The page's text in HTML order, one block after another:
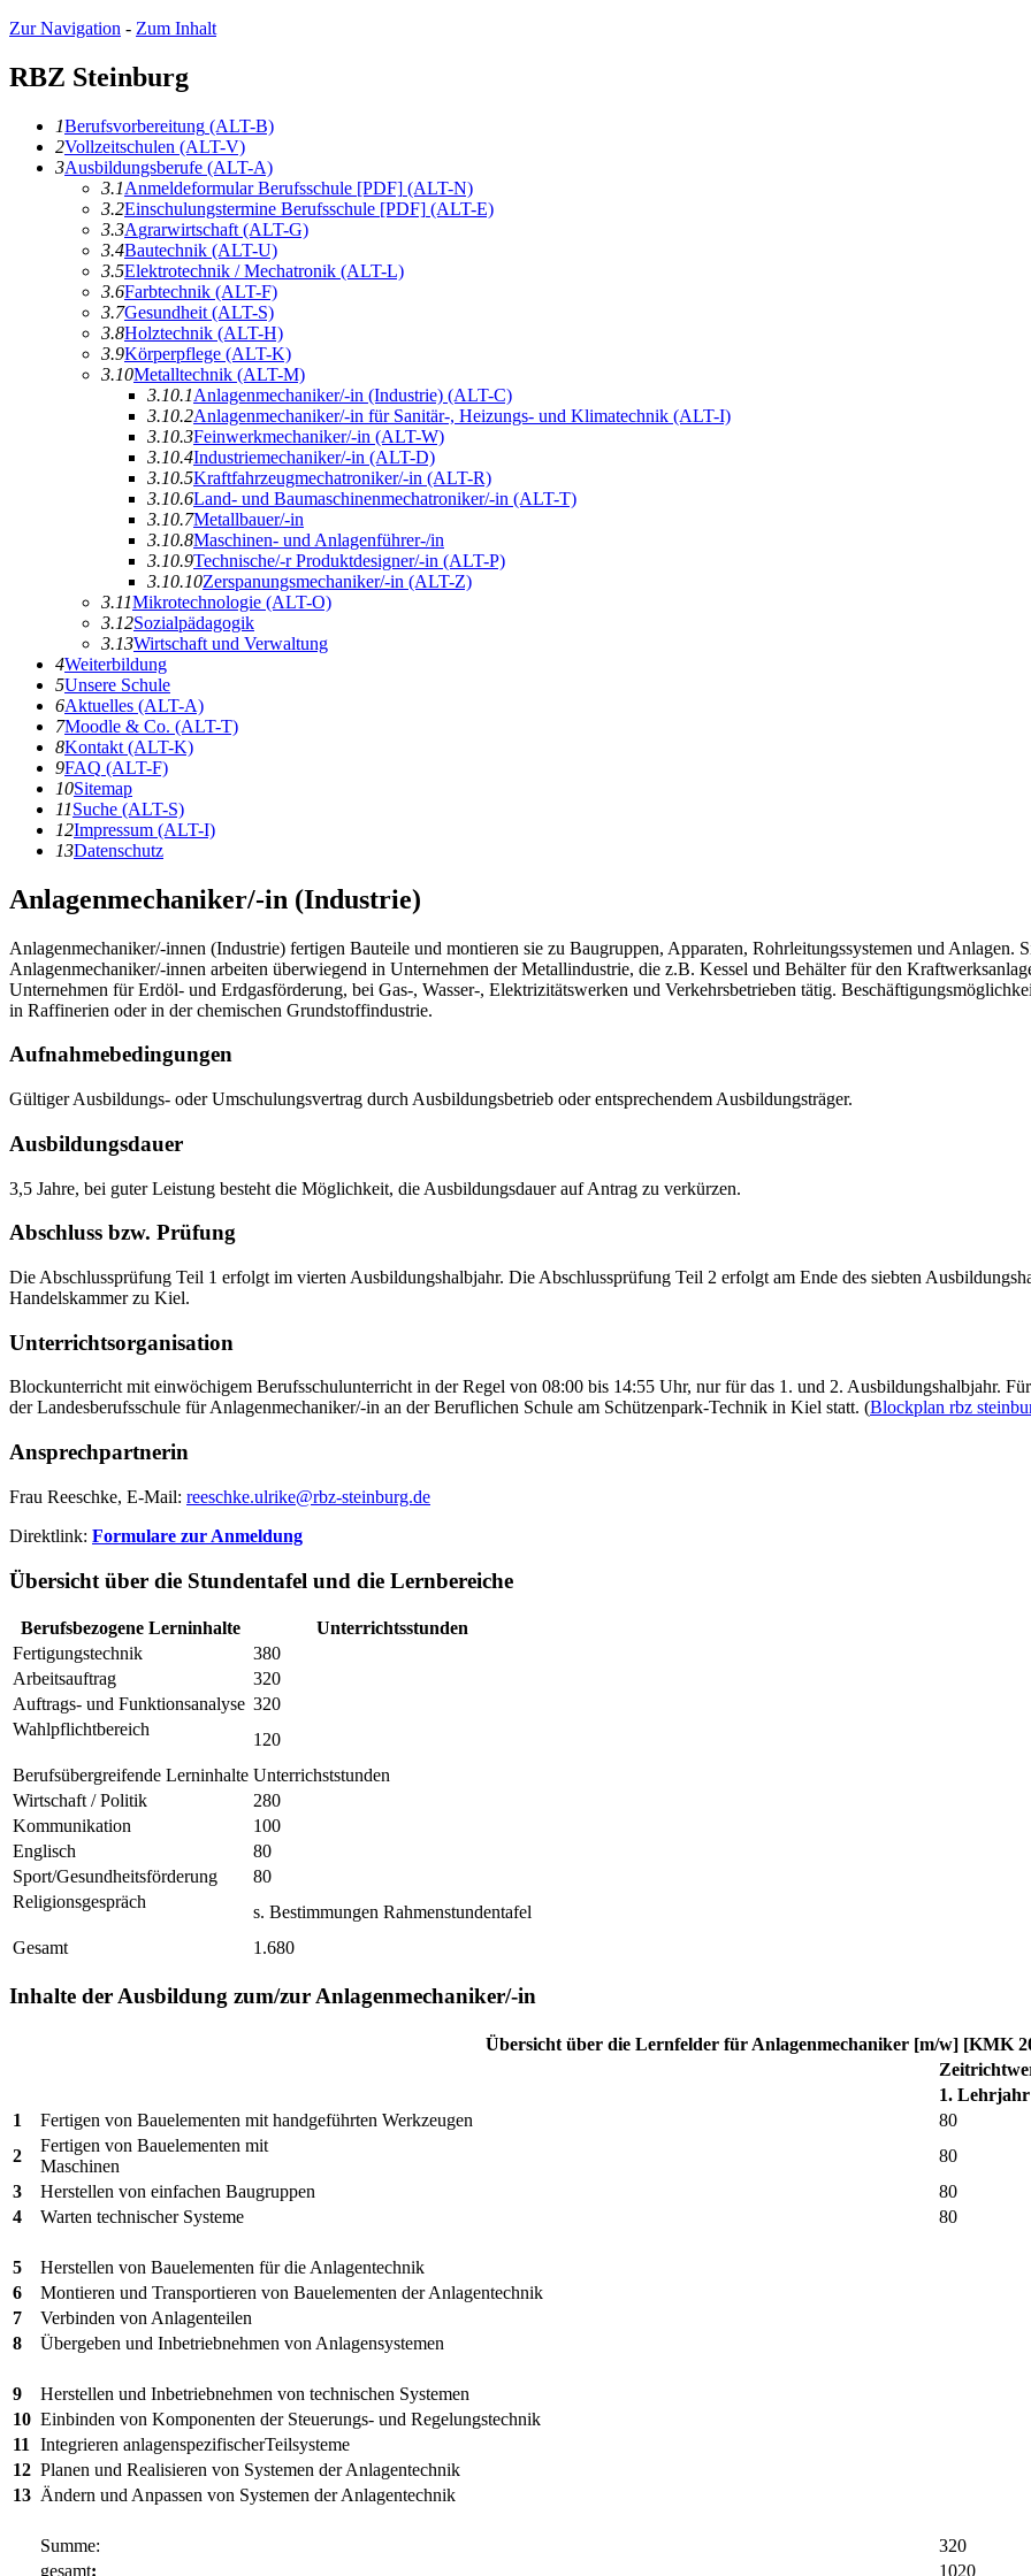
Zur Navigation - Zum Inhalt
RBZ Steinburg
1Berufsvorbereitung (ALT-B)
2Vollzeitschulen (ALT-V)
3Ausbildungsberufe (ALT-A)
3.1Anmeldeformular Berufsschule [PDF] (ALT-N)
3.2Einschulungstermine Berufsschule [PDF] (ALT-E)
3.3Agrarwirtschaft (ALT-G)
3.4Bautechnik (ALT-U)
3.5Elektrotechnik / Mechatronik (ALT-L)
3.6Farbtechnik (ALT-F)
3.7Gesundheit (ALT-S)
3.8Holztechnik (ALT-H)
3.9Körperpflege (ALT-K)
3.10Metalltechnik (ALT-M)
3.10.1Anlagenmechaniker/-in (Industrie) (ALT-C)
3.10.2Anlagenmechaniker/-in für Sanitär-, Heizungs- und Klimatechnik (ALT-I)
3.10.3Feinwerkmechaniker/-in (ALT-W)
3.10.4Industriemechaniker/-in (ALT-D)
3.10.5Kraftfahrzeugmechatroniker/-in (ALT-R)
3.10.6Land- und Baumaschinenmechatroniker/-in (ALT-T)
3.10.7Metallbauer/-in
3.10.8Maschinen- und Anlagenführer-/in
3.10.9Technische/-rProduktdesigner/-in (ALT-P)
3.10.10Zerspanungsmechaniker/-in (ALT-Z)
3.11Mikrotechnologie (ALT-O)
3.12Sozialpädagogik
3.13Wirtschaft und Verwaltung
4Weiterbildung
5Unsere Schule
6Aktuelles (ALT-A)
7Moodle & Co. (ALT-T)
8Kontakt (ALT-K)
9FAQ (ALT-F)
10Sitemap
11Suche (ALT-S)
12Impressum (ALT-I)
13Datenschutz
Anlagenmechaniker/-in (Industrie)
Anlagenmechaniker/-innen (Industrie) fertigen Bauteile und montieren sie zu Baugruppen, Apparaten, Rohrleitungssystemen und Anlagen.
Anlagenmechaniker/-innen arbeiten überwiegend in Unternehmen der Metallindustrie, die z.B. Kessel und Behälter für den
Unternehmen für Erdöl- und Erdgasförderung, bei Gas-, Wasser-, Elektrizitätswerken und Verkehrsbetrieben tätig.
in Raffinerien oder in der chemischen Grundstoffindustrie.
Aufnahmebedingungen
Gültiger Ausbildungs- oder Umschulungsvertrag durch Ausbildungsbetrieb oder entsprechendem Ausbildungsträger.
Ausbildungsdauer
3,5 Jahre, bei guter Leistung besteht die Möglichkeit, die Ausbildungsdauer auf Antrag zu verkürzen.
Abschluss bzw. Prüfung
Die Abschlussprüfung Teil 1 erfolgt im vierten Ausbildungshalbjahr. Die Abschlussprüfung Teil 2 erfolgt am Ende des siebten
Handelskammer zu Kiel.
Unterrichtsorganisation
Blockunterricht mit einwöchigem Berufsschulunterricht in der Regel von 08:00 bis 14:55 Uhr, nur für das 1. und 2. Ausbildungshalbjahr.
der Landesberufsschule für Anlagenmechaniker/-in an der Beruflichen Schule am Schützenpark-Technik in Kiel statt. (Blockplan rbz
Ansprechpartnerin
Frau Reeschke, E-Mail: reeschke.ulrike@rbz-steinburg.de
Direktlink: Formulare zur Anmeldung
Übersicht über die Stundentafel und die Lernbereiche
Berufsbezogene Lerninhalte
Unterrichtsstunden
Fertigungstechnik
380
Arbeitsauftrag
320
Auftrags- und Funktionsanalyse 320
Wahlpflichtbereich
120
Berufsübergreifende Lerninhalte Unterrichststunden
Wirtschaft / Politik
280
Kommunikation
100
Englisch
80
Sport/Gesundheitsförderung
80
Religionsgespräch
s. Bestimmungen Rahmenstundentafel
Gesamt
1.680
Inhalte der Ausbildung zum/zur Anlagenmechaniker/-in
Übersicht über die Lernfelder für Anlagenmechaniker [m/w] [KMK
1. Lehrjahr
1
Fertigen von Bauelementen mit handgeführten Werkzeugen
80
2
Fertigen von Bauelementen mit
Maschinen
80
3
Herstellen von einfachen Baugruppen
80
4
Warten technischer Systeme 80
5
Herstellen von Bauelementen für die Anlagentechnik
6
Montieren und Transportieren von Bauelementen der Anlagentechnik
7
Verbinden von Anlagenteilen
8
Übergeben und Inbetriebnehmen von Anlagensystemen
9
Herstellen und Inbetriebnehmen von technischen Systemen
10 Einbinden von Komponenten der Steuerungs- und Regelungstechnik
11
Integrieren anlagenspezifischerTeilsysteme
12 Planen und Realisieren von Systemen der Anlagentechnik
13 Ändern und Anpassen von Systemen der Anlagentechnik
Summe:
320
gesamt: 1020